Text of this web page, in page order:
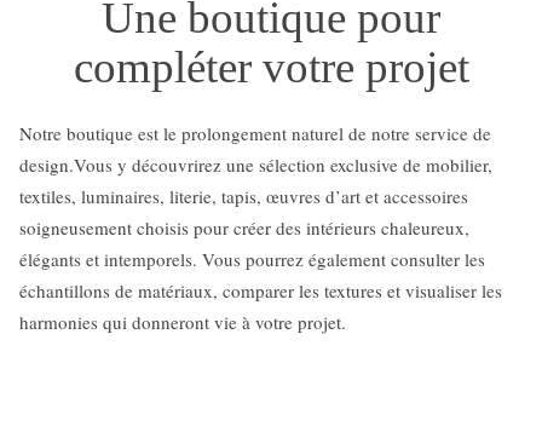
Une boutique pour
compléter votre projet
Notre boutique est le prolongement naturel de notre service de
design.Vous y découvrirez une sélection exclusive de mobilier,
textiles, luminaires, literie, tapis, œuvres d’art et accessoires
soigneusement choisis pour créer des intérieurs chaleureux,
élégants et intemporels. Vous pourrez également consulter les
échantillons de matériaux, comparer les textures et visualiser les
harmonies qui donneront vie à votre projet.